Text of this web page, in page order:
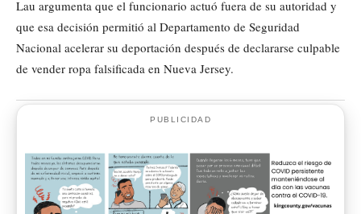
Lau argumenta que el funcionario actuó fuera de su autoridad y
que esa decisión permitió al Departamento de Seguridad
Nacional acelerar su deportación después de declararse culpable
de vender ropa falsificada en Nueva Jersey.
PUBLICIDAD